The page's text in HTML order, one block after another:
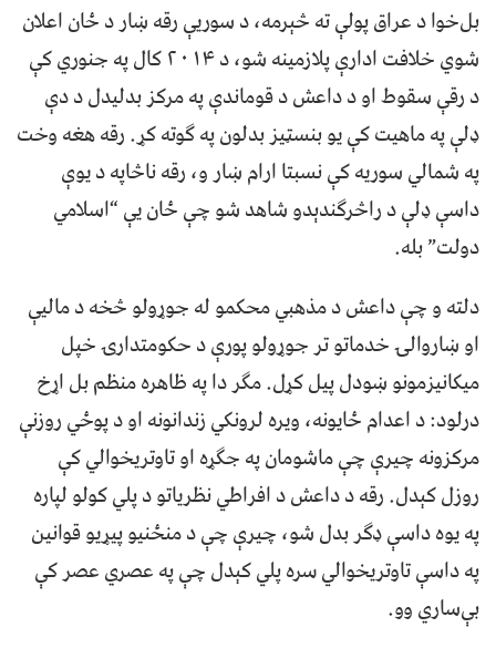
بل‌خوا د عراق پولې ته څېرمه، د سوریې رقه ښار د ځان اعلان
شوي خلافت ادارې پلازمینه شو، د ۲۰۱۴ کال په جنوري کې
د رقې سقوط او د داعش د قوماندې په مرکز بدلیدل د دې
ډلې په ماهیت کې یو بنسټیز بدلون په ګوته کړ. رقه هغه وخت
په شمالي سوریه کې نسبتا ارام ښار و، رقه ناڅاپه د یوې
داسې ډلې د راڅرګندېدو شاهد شو چې ځان یې “اسلامي
دولت” بله.
دلته و چې داعش د مذهبي محکمو له جوړولو څخه د مالیې
او ښاروالۍ خدماتو تر جوړولو پورې د حکومتدارۍ خپل
میکانیزمونو ښودل پیل کړل. مګر دا په ظاهره منظم بل اړخ
درلود: د اعدام ځایونه، ویره لرونکي زندانونه او د پوځي روزنې
مرکزونه چیرې چې ماشومان په جګړه او تاوتریخوالي کې
روزل کېدل. رقه د داعش د افراطي نظریاتو د پلي کولو لپاره
په یوه داسې ډګر بدل شو، چیرې چې د منځنیو پیړیو قوانین
په داسې تاوتریخوالي سره پلي کېدل چې په عصري عصر کې
بې‌ساري وو.